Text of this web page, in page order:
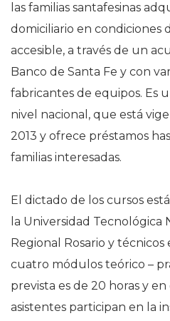
las familias santafesinas
domiciliario en condiciones
accesible, a través de un
Banco de Santa Fe y con
fabricantes de equipos. Es
nivel nacional, que está
2013 y ofrece préstamos
familias interesadas.
El dictado de los cursos
la Universidad Tecnológica
Regional Rosario y técnicos
cuatro módulos teórico –
prevista es de 20 horas y
asistentes participan en la